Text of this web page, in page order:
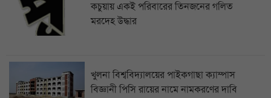
কচুয়ায় একই পরিবারের তিনজনের গলিত
মরদেহ উদ্ধার
খুলনা বিশ্ববিদ্যালয়ের পাইকগাছা ক্যাম্পাস
বিজ্ঞানী পিসি রায়ের নামে নামকরণের দাবি